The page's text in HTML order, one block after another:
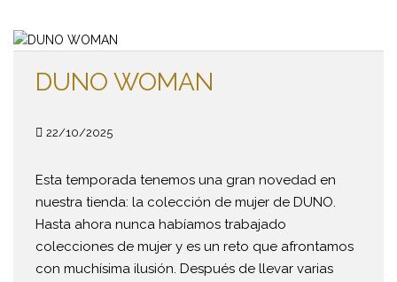
DUNO WOMAN
22/10/2025
Esta temporada tenemos una gran novedad en
nuestra tienda: la colección de mujer de DUNO.
Hasta ahora nunca habíamos trabajado
colecciones de mujer y es un reto que afrontamos
con muchísima ilusión. Después de llevar varias